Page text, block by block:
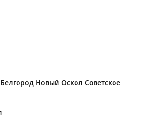
Новый Оскол Советское